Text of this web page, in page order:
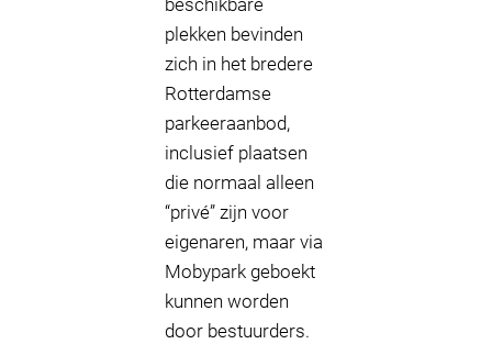
beschikbare
plekken bevinden
zich in het bredere
Rotterdamse
parkeeraanbod,
inclusief plaatsen
die normaal alleen
“privé” zijn voor
eigenaren, maar via
Mobypark geboekt
kunnen worden
door bestuurders.